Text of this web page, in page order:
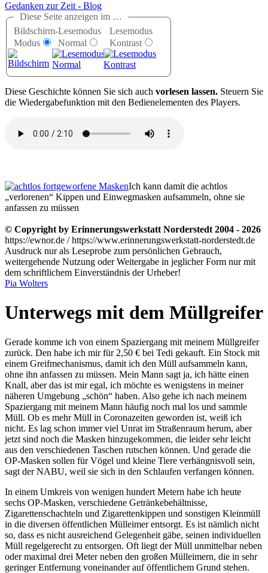
Gedanken zur Zeit - Blog
Diese Seite anzeigen im …
Bildschirm-
Modus
Lesemodus
Normal
Lesemodus
Kontrast
Diese Geschichte können Sie sich auch vorlesen lassen. Steuern Sie
die Wiedergabefunktion mit den Bedienelementen des Players.
Ich kann damit die achtlos
verlorenen
Kippen und Einwegmasken aufsammeln, ohne sie
anfassen zu müssen
© Copyright by Erinnerungswerkstatt Norderstedt 2004 - 2026
https://ewnor.de / https://www.erinnerungswerkstatt-norderstedt.de
Ausdruck nur als Leseprobe zum persönlichen Gebrauch,
weitergehende Nutzung oder Weitergabe in jeglicher Form nur mit
dem schriftlichem Einverständnis der Urheber!
Pia Wolters
Unterwegs mit dem Müllgreifer
Gerade komme ich von einem Spaziergang mit meinem Müllgreifer
zurück. Den habe ich mir für 2,50 € bei Tedi gekauft. Ein Stock mit
einem Greifmechanismus, damit ich den Müll aufsammeln kann,
ohne ihn anfassen zu müssen. Mein Mann sagt ja, ich hätte einen
Knall, aber das ist mir egal, ich möchte es wenigstens in meiner
näheren Umgebung
schön
haben. Also gehe ich nach meinem
Spaziergang mit meinem Mann häufig noch mal los und sammle
Müll. Ob es mehr Müll in Coronazeiten geworden ist, weiß ich
nicht. Es lag schon immer viel Unrat im Straßenraum herum, aber
jetzt sind noch die Masken hinzugekommen, die leider sehr leicht
aus den verschiedenen Taschen rutschen können. Und gerade die
OP-Masken sollen für Vögel und kleine Tiere verhängnisvoll sein,
sagt der NABU, weil sie sich in den Schlaufen verfangen können.
In einem Umkreis von wenigen hundert Metern habe ich heute
sechs OP-Masken, verschiedene Getränkebehältnisse,
Zigarettenschachteln und Zigarettenkippen und sonstigen Kleinmüll
in die diversen öffentlichen Mülleimer entsorgt. Es ist nämlich nicht
so, dass es nicht ausreichend Gelegenheit gäbe, seinen individuellen
Müll regelgerecht zu entsorgen. Oft liegt der Müll unmittelbar neben
oder maximal drei Meter neben den großen Mülleimern, die in sehr
geringer Entfernung voneinander auf öffentlichem Grund stehen.